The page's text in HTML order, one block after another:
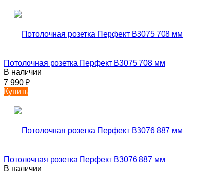
Потолочная розетка Перфект B3075 708 мм
В наличии
7 990 ₽
Купить
Потолочная розетка Перфект B3076 887 мм
В наличии